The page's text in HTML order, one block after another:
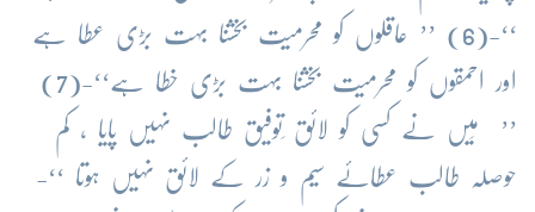
‘‘-(6) ’’ عاقلوں کو محرمیت بخشنا بہت بڑی عطا ہے
اور احمقوں کو محرمیت بخشنا بہت بڑی خطا ہے‘‘-(7)
’’ مَیں نے کسی کو لائق ِتوفیق طالب نہیں پایا ، کم
حوصلہ طالب عطائے سیم و زر کے لائق نہیں ہوتا ‘‘-